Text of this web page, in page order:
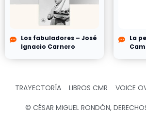
Los fabuladores – José
Ignacio Carnero
La
TRAYECTORÍA LIBROS CMR VOICE
© CÉSAR MIGUEL RONDÓN,